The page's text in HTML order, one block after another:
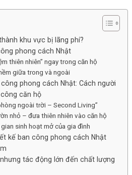
khu vực bị lãng phí?
phong cách Nhật
thiên nhiên” ngay trong căn hộ
giữa trong và ngoài
phong cách Nhật: Cách người
căn hộ
ngoài trời – Second Living”
nhỏ – đưa thiên nhiên vào căn hộ
sinh hoạt mở của gia đình
kế ban công phong cách Nhật
nhưng tác động lớn đến chất lượng